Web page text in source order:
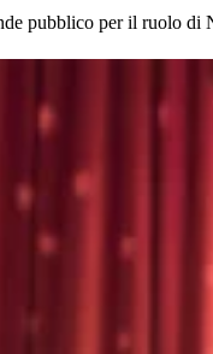
pubblico per il ruolo di